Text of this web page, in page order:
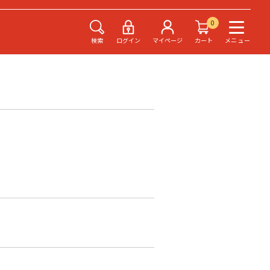
検索 ログイン マイページ
0
カート
メニュー